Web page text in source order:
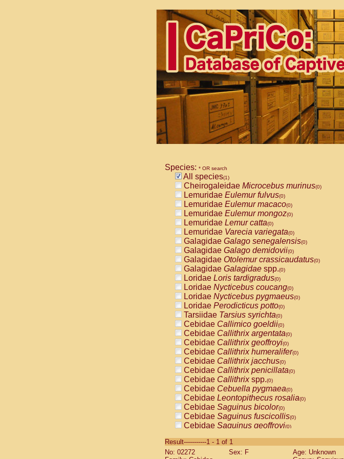
Species: * OR search
All species(1)
Cheirogaleidae Microcebus murinus(0)
Lemuridae Eulemur fulvus(0)
Lemuridae Eulemur macaco(0)
Lemuridae Eulemur mongoz(0)
Lemuridae Lemur catta(0)
Lemuridae Varecia variegata(0)
Galagidae Galago senegalensis(0)
Galagidae Galago demidovii(0)
Galagidae Otolemur crassicaudatus(0)
Galagidae Galagidae spp.(0)
Loridae Loris tardigradus(0)
Loridae Nycticebus coucang(0)
Loridae Nycticebus pygmaeus(0)
Loridae Perodicticus potto(0)
Tarsiidae Tarsius syrichta(0)
Cebidae Callimico goeldii(0)
Cebidae Callithrix argentata(0)
Cebidae Callithrix geoffroyi(0)
Cebidae Callithrix humeralifer(0)
Cebidae Callithrix jacchus(0)
Cebidae Callithrix penicillata(0)
Cebidae Callithrixspp.(0)
Cebidae Cebuella pygmaea(0)
Cebidae Leontopithecus rosalia(0)
Cebidae Saguinus bicolor(0)
Cebidae Saguinus fuscicollis(0)
Cebidae Saguinus geoffroyi(0)
CebidaeSaguinus labiatus(0)
Cebidae Saguinus leucopus (0)
Result-----------1 - 1 of 1
No: 02272
Sex: F
Age: Unknown